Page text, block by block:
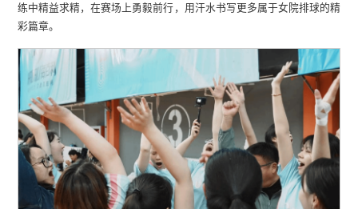
练中精益求精，在赛场上勇毅前行，用汗水书写更多属于女院排球的精
彩篇章。